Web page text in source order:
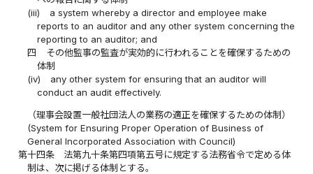
(iii)
a system whereby a director and employee make
reports to an auditor and any other system concerning the
reporting to an auditor; and
四
その他監事の監査が実効的に行われることを確保するための
体制
(iv)
any other system for ensuring that an auditor will
conduct an audit effectively.
（理事会設置一般社団法人の業務の適正を確保するための体制）
(System for Ensuring Proper Operation of Business of
General Incorporated Association with Council)
第十四条
法第九十条第四項第五号に規定する法務省令で定める体
制は、次に掲げる体制とする。